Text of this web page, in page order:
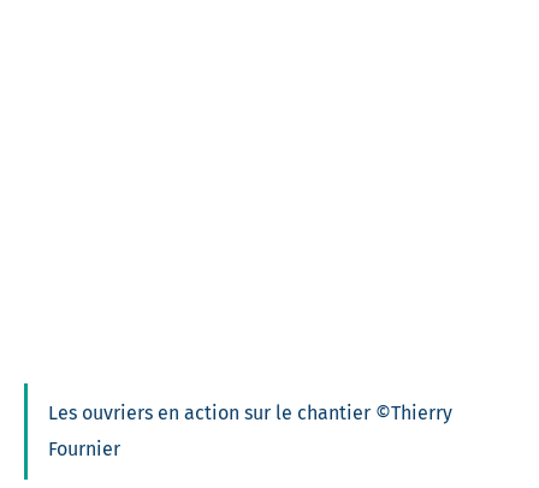
Les ouvriers en action sur le chantier ©Thierry
Fournier